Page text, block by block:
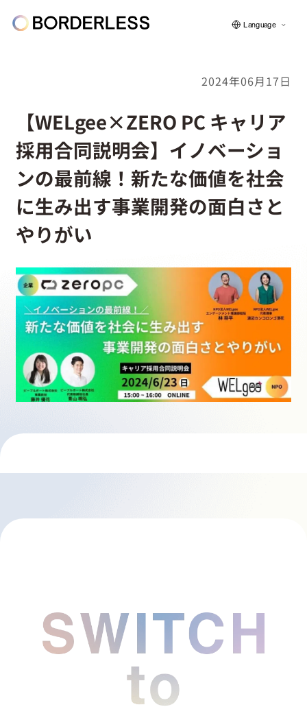
ボーダレスについて
グループの仕組み
ソーシャルビジネス
フェロー紹介
採用情報
起業家になる
サービスを利用する
お問い合わせ
Language
2024年06月17日
【WELgee×ZERO PC キャリア
採用合同説明会】イノベーショ
ンの最前線！新たな価値を社会
に生み出す事業開発の面白さと
やりがい